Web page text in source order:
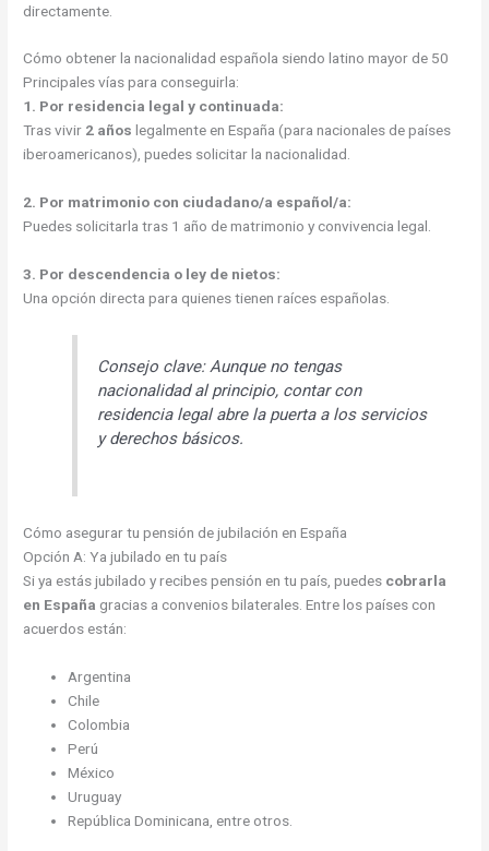
directamente.
Cómo obtener la nacionalidad española siendo latino mayor de 50
Principales vías para conseguirla:
1. Por residencia legal y continuada:
Tras vivir 2 años legalmente en España (para nacionales de países
iberoamericanos), puedes solicitar la nacionalidad.
2. Por matrimonio con ciudadano/a español/a:
Puedes solicitarla tras 1 año de matrimonio y convivencia legal.
3. Por descendencia o ley de nietos:
Una opción directa para quienes tienen raíces españolas.
Consejo clave: Aunque no tengas
nacionalidad al principio, contar con
residencia legal abre la puerta a los servicios
y derechos básicos.
Cómo asegurar tu pensión de jubilación en España
Opción A: Ya jubilado en tu país
Si ya estás jubilado y recibes pensión en tu país, puedes cobrarla
en España gracias a convenios bilaterales. Entre los países con
acuerdos están:
Argentina
Chile
Colombia
Perú
México
Uruguay
República Dominicana, entre otros.